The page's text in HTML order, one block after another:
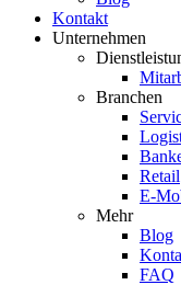
Kontakt
Unternehmen
Branchen
Retail
E-
Mehr
Blog
FAQ